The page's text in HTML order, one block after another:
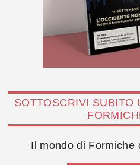
SOTTOSCRIVI SUBITO
Il mondo di Formiche